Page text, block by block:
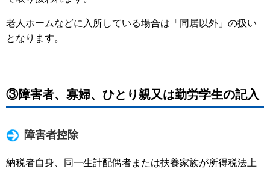
老人ホームなどに入所している場合は「同居以外」の扱い
となります。
③障害者、寡婦、ひとり親又は勤労学生の記入
障害者控除
納税者自身、同一生計配偶者または扶養家族が所得税法上